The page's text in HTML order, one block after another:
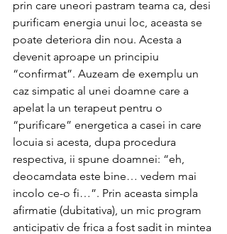
prin care uneori pastram teama ca, desi
purificam energia unui loc, aceasta se
poate deteriora din nou. Acesta a
devenit aproape un principiu
“confirmat”. Auzeam de exemplu un
caz simpatic al unei doamne care a
apelat la un terapeut pentru o
“purificare” energetica a casei in care
locuia si acesta, dupa procedura
respectiva, ii spune doamnei: “eh,
deocamdata este bine… vedem mai
incolo ce-o fi…”. Prin aceasta simpla
afirmatie (dubitativa), un mic program
anticipativ de frica a fost sadit in mintea